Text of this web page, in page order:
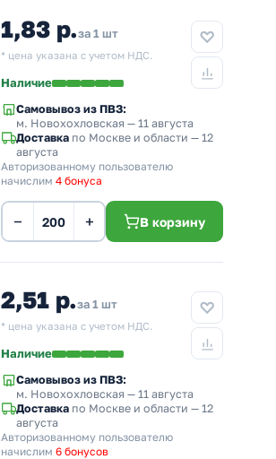
1,83 р.за 1 шт
* цена указана с учетом НДС.
Наличие
Самовывоз из ПВЗ:
м. Новохохловская — 11 августа
Доставка по Москве и области — 12
августа
Авторизованному пользователю
начислим 4 бонуса
− + В корзину
2,51 р.за 1 шт
* цена указана с учетом НДС.
Наличие
Самовывоз из ПВЗ:
м. Новохохловская — 11 августа
Доставка по Москве и области — 12
августа
Авторизованному пользователю
начислим 6 бонусов